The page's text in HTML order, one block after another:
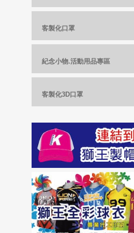
客製化口罩
紀念小物.活動用品專區
客製化3D口罩